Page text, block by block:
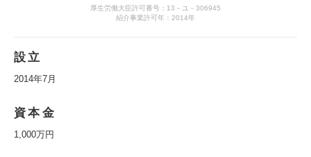
厚生労働大臣許可番号：13－ユ－306945
紹介事業許可年：2014年
設立
2014年7月
資本金
1,000万円